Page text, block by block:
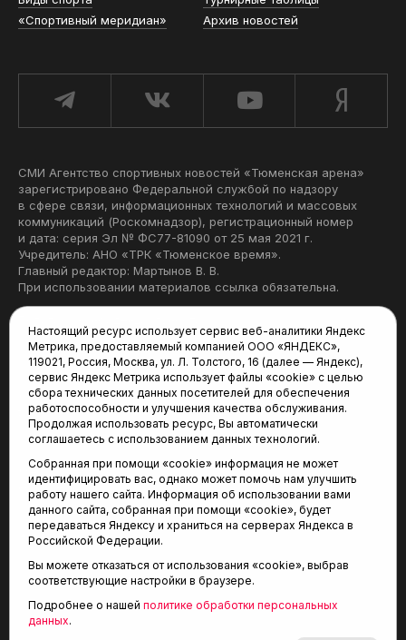
«Спортивный меридиан»
Архив новостей
СМИ Агентство спортивных новостей «Тюменская арена»
зарегистрировано Федеральной службой по надзору
в сфере связи, информационных технологий и массовых
коммуникаций (Роскомнадзор), регистрационный номер
и дата: серия Эл № ФС77-81090 от 25 мая 2021 г.
Учредитель: АНО «ТРК «Тюменское время».
Главный редактор: Мартынов В. В.
При использовании материалов ссылка обязательна.
Редакция:
625035, Тюмень, пр. Геологоразведчиков, 28А
(3452) 68-22-28
tum-arena@mail.ru
Отдел продаж:
(3452) 68-89-78
kotovaev@sibinformburo.ru
© 2001-2026 Агентство спортивных новостей
Настоящий ресурс использует сервис веб-аналитики Яндекс
Метрика, предоставляемый компанией ООО «ЯНДЕКС»,
119021, Россия, Москва, ул. Л. Толстого, 16 (далее — Яндекс),
сервис Яндекс Метрика использует файлы «cookie» с целью
сбора технических данных посетителей для обеспечения
работоспособности и улучшения качества обслуживания.
Продолжая использовать ресурс, Вы автоматически
соглашаетесь с использованием данных технологий.
Собранная при помощи «cookie» информация не может
идентифицировать вас, однако может помочь нам улучшить
работу нашего сайта. Информация об использовании вами
данного сайта, собранная при помощи «cookie», будет
передаваться Яндексу и храниться на серверах Яндекса в
Российской Федерации.
Вы можете отказаться от использования «cookie», выбрав
соответствующие настройки в браузере.
Подробнее о нашей политике обработки персональных
данных.